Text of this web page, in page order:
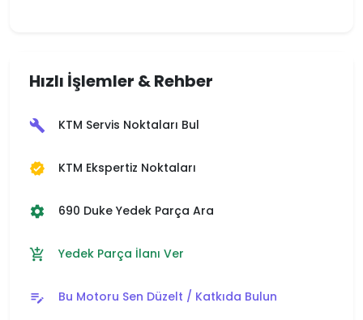
Hızlı İşlemler & Rehber
build KTM Servis Noktaları Bul
verified KTM Ekspertiz Noktaları
settings 690 Duke Yedek Parça Ara
add_shopping_cart Yedek Parça İlanı Ver
edit_note Bu Motoru Sen Düzelt / Katkıda Bulun